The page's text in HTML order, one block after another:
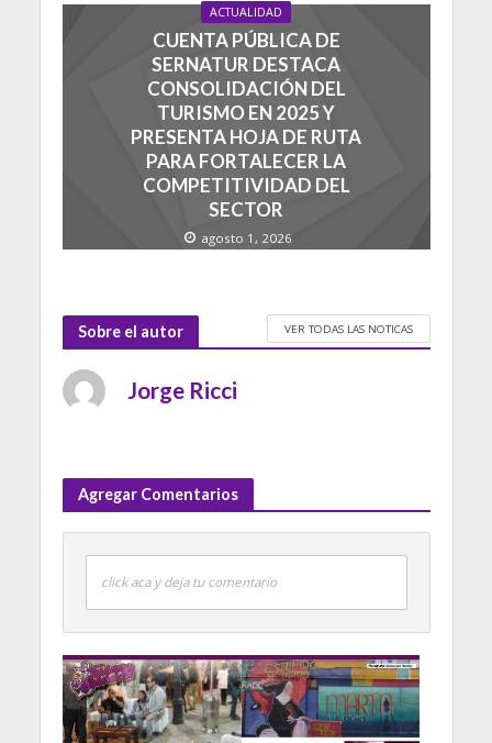
ACTUALIDAD
CUENTA PÚBLICA DE
SERNATUR DESTACA
CONSOLIDACIÓN DEL
TURISMO EN 2025 Y
PRESENTA HOJA DE RUTA
PARA FORTALECER LA
COMPETITIVIDAD DEL
SECTOR
agosto 1, 2026
Sobre el autor VER TODAS LAS NOTICAS
Jorge Ricci
Agregar Comentarios
click aca y deja tu comentario